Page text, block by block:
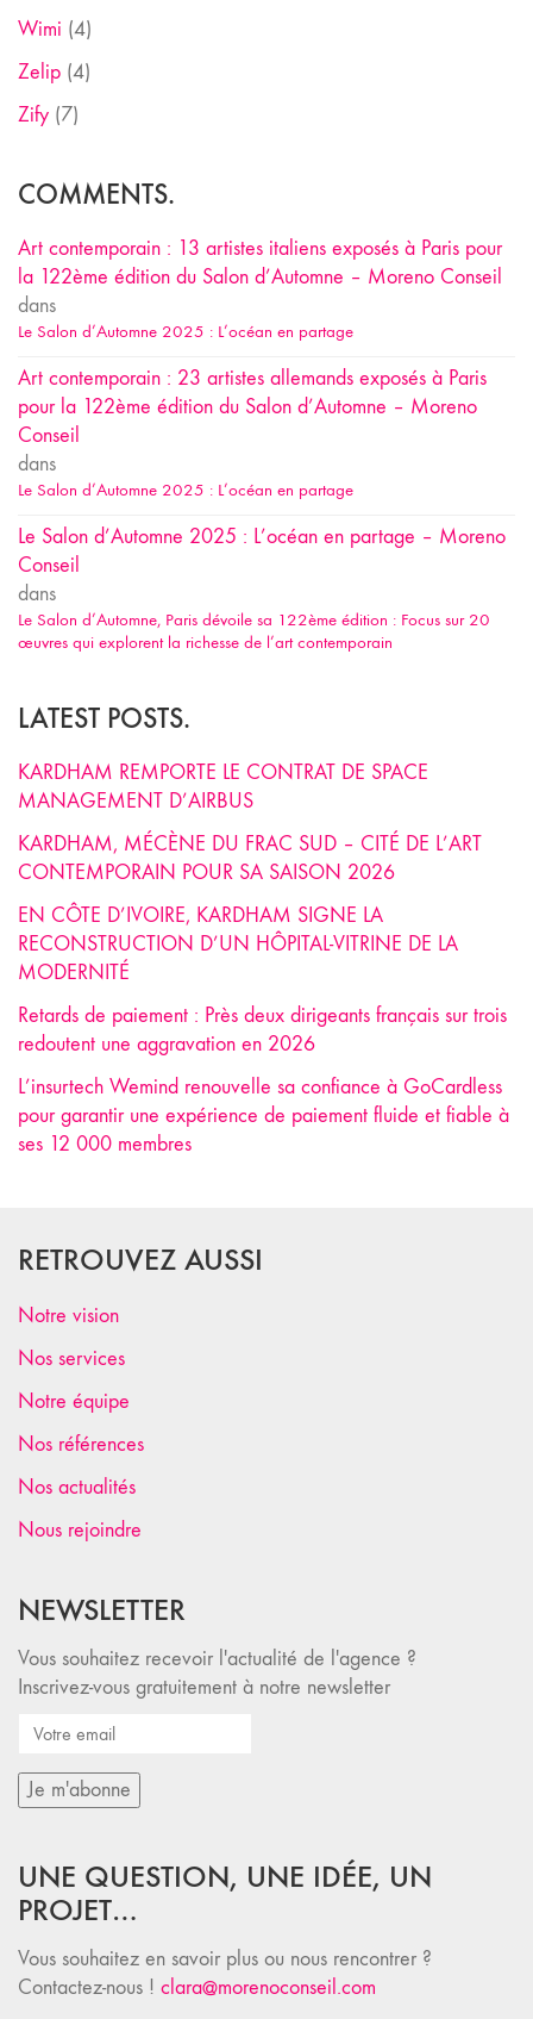
Wimi (4)
Zelip (4)
Zify (7)
COMMENTS.
Art contemporain : 13 artistes italiens exposés à Paris pour
la 122ème édition du Salon d’Automne – Moreno Conseil
dans
Le Salon d’Automne 2025 : L’océan en partage
Art contemporain : 23 artistes allemands exposés à Paris
pour la 122ème édition du Salon d’Automne – Moreno
Conseil
dans
Le Salon d’Automne 2025 : L’océan en partage
Le Salon d’Automne 2025 : L’océan en partage – Moreno
Conseil
dans
Le Salon d’Automne, Paris dévoile sa 122ème édition : Focus sur 20
œuvres qui explorent la richesse de l’art contemporain
LATEST POSTS.
KARDHAM REMPORTE LE CONTRAT DE SPACE
MANAGEMENT D’AIRBUS
KARDHAM, MÉCÈNE DU FRAC SUD – CITÉ DE L’ART
CONTEMPORAIN POUR SA SAISON 2026
EN CÔTE D’IVOIRE, KARDHAM SIGNE LA
RECONSTRUCTION D’UN HÔPITAL-VITRINE DE LA
MODERNITÉ
Retards de paiement : Près deux dirigeants français sur trois
redoutent une aggravation en 2026
L’insurtech Wemind renouvelle sa confiance à GoCardless
pour garantir une expérience de paiement fluide et fiable à
ses 12 000 membres
RETROUVEZ AUSSI
Notre vision
Nos services
Notre équipe
Nos références
Nos actualités
Nous rejoindre
NEWSLETTER
Vous souhaitez recevoir l'actualité de l'agence ?
Inscrivez-vous gratuitement à notre newsletter
UNE QUESTION, UNE IDÉE, UN
PROJET…
Vous souhaitez en savoir plus ou nous rencontrer ?
Contactez-nous ! clara@morenoconseil.com